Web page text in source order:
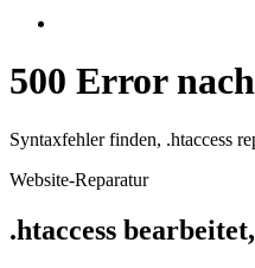
500 Error
Syntaxfehler finden, .htaccess
Website-Reparatur
.htaccess bearbeitet,